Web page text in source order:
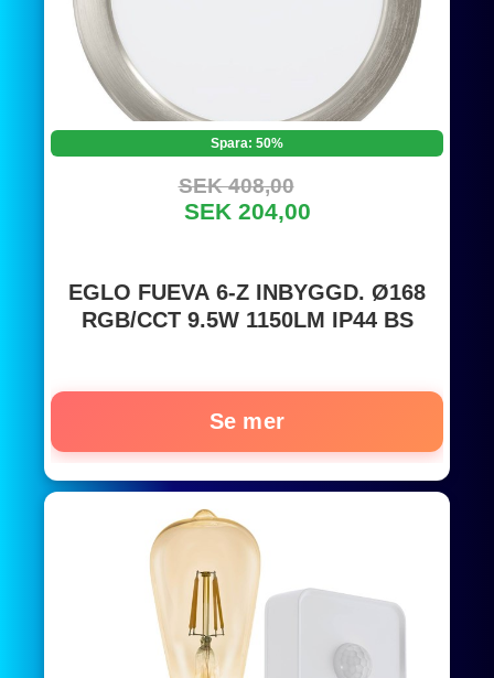
Spara: 50%
SEK 408,00
SEK 204,00
EGLO FUEVA 6-Z INBYGGD. Ø168
RGB/CCT 9.5W 1150LM IP44 BS
Se mer